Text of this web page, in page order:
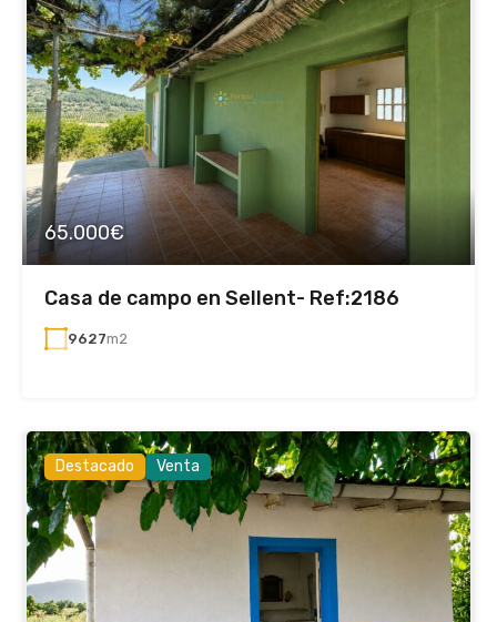
65.000€
Casa de campo en Sellent- Ref:2186
9627m2
Destacado Venta